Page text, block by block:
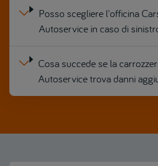
Posso scegliere l'officina
Autoservice in caso di
Cosa succede se la
Autoservice trova danni